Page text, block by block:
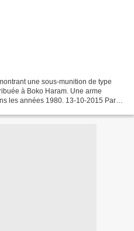
une sous-munition de type
à Boko Haram. Une arme
les années 1980. 13-10-2015 Par